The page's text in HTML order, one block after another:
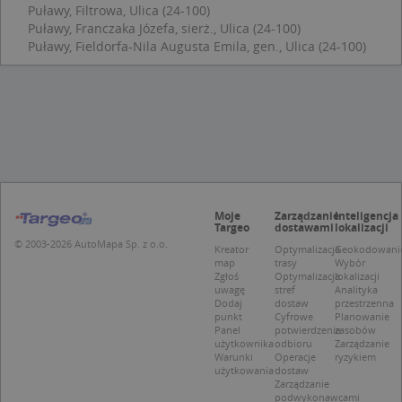
Puławy, Filtrowa, Ulica (24-100)
Puławy, Franczaka Józefa, sierż., Ulica (24-100)
Puławy, Fieldorfa-Nila Augusta Emila, gen., Ulica (24-100)
© 2003-2026 AutoMapa Sp. z o.o.
Moje
Targeo
Kreator
map
Zgłoś
uwagę
Dodaj
punkt
Panel
użytkownika
Warunki
użytkowania
Zarządzanie
dostawami
Optymalizacja
trasy
Optymalizacja
stref
dostaw
Cyfrowe
potwierdzenie
odbioru
Operacje
dostaw
Zarządzanie
podwykonawcami
Inteligencja
lokalizacji
Wybór
lokalizacji
Analityka
przestrzenna
Planowanie
zasobów
Zarządzanie
ryzykiem
Provider/
Domena
Okres
przechowywania
Opis
.targeo.pl 1 rok 1 miesiąc
Ten plik
Okres
przechowywania
Opis
1 rok 3 tygodnie
Provider/Domena
CrossDomainCookieScriptConsent_35
.crossdomain.cookie-
script.com